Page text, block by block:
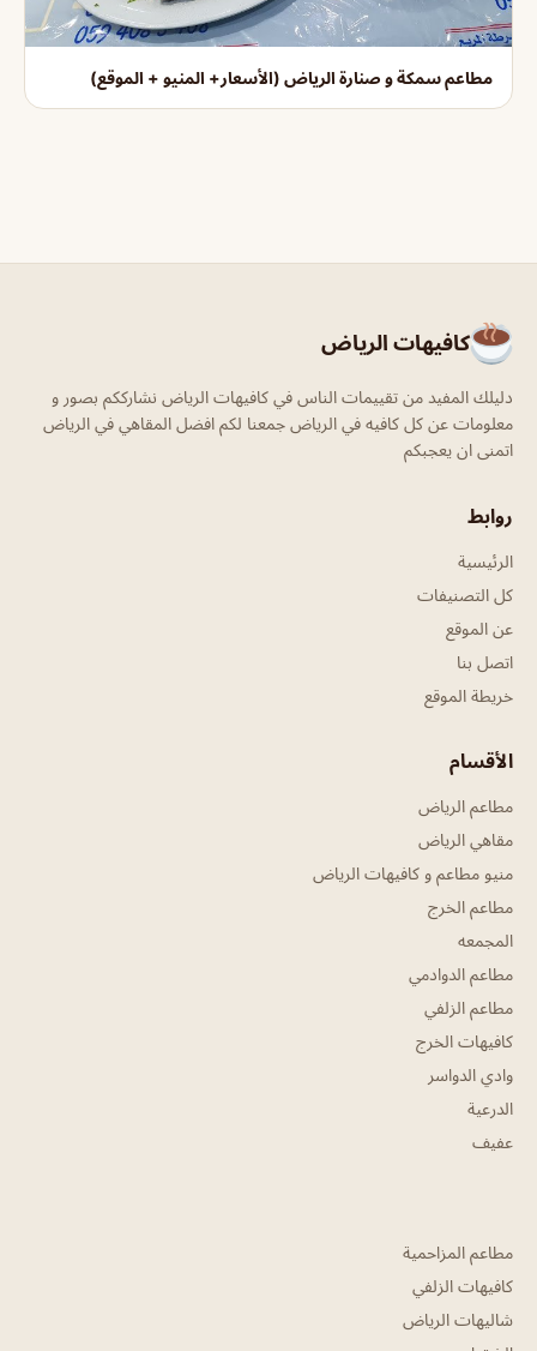
مطاعم سمكة و صنارة الرياض (الأسعار+ المنيو + الموقع)
كافيهات الرياض
دليلك المفيد من تقييمات الناس في كافيهات الرياض نشارككم بصور و
معلومات عن كل كافيه في الرياض جمعنا لكم افضل المقاهي في الرياض
اتمنى ان يعجبكم
روابط
الرئيسية
كل التصنيفات
عن الموقع
اتصل بنا
خريطة الموقع
الأقسام
مطاعم الرياض
مقاهي الرياض
منيو مطاعم و كافيهات الرياض
مطاعم الخرج
المجمعه
مطاعم الدوادمي
مطاعم الزلفي
كافيهات الخرج
وادي الدواسر
الدرعية
عفيف
مطاعم المزاحمية
كافيهات الزلفي
شاليهات الرياض